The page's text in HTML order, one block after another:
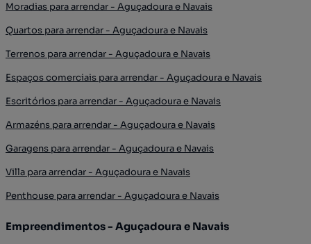
Moradias para arrendar - Aguçadoura e Navais
Quartos para arrendar - Aguçadoura e Navais
Terrenos para arrendar - Aguçadoura e Navais
Espaços comerciais para arrendar - Aguçadoura e Navais
Escritórios para arrendar - Aguçadoura e Navais
Armazéns para arrendar - Aguçadoura e Navais
Garagens para arrendar - Aguçadoura e Navais
Villa para arrendar - Aguçadoura e Navais
Penthouse para arrendar - Aguçadoura e Navais
Empreendimentos - Aguçadoura e Navais